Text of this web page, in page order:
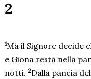
2
1Ma il Signore decide
e Giona resta nella
notti. 2Dalla pancia